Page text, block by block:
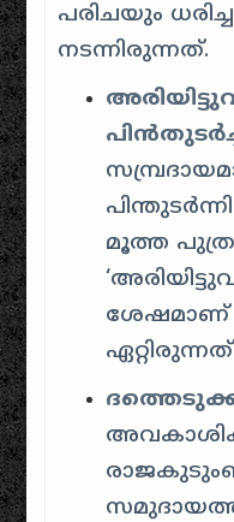
പരിചയും
നടന്നിരുന്നത്.
മൂത്ത
ശേഷമാണ്